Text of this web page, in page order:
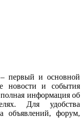
первый и основной
новости и события
информация об
Для удобства
объявлений, форум,